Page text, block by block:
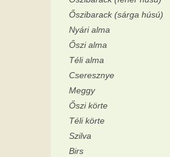
Őszibarack (sárga húsú)
Nyári alma
Őszi alma
Téli alma
Cseresznye
Meggy
Őszi körte
Téli körte
Szilva
Birs